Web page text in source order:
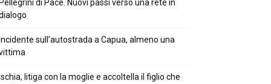
di Pace. Nuovi passi verso una rete in
sull’autostrada a Capua, almeno una
litiga con la moglie e accoltella il figlio che